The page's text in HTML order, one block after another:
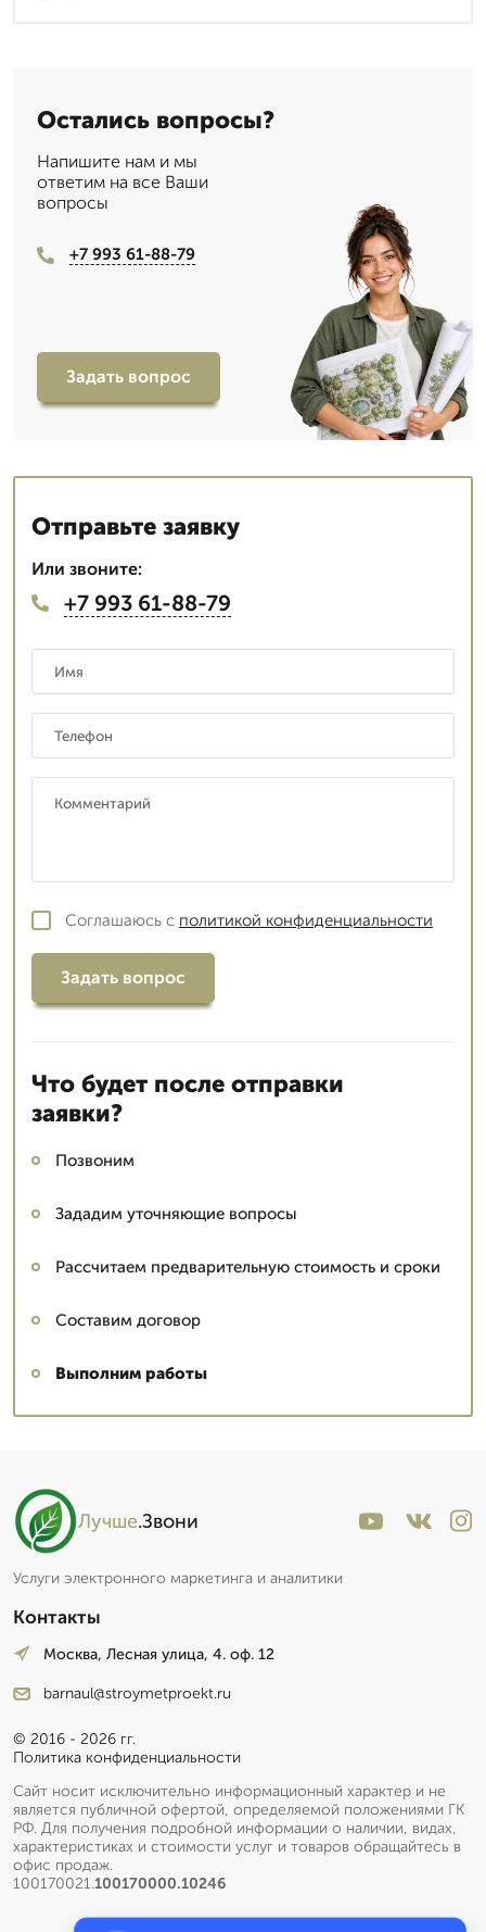
Остались вопросы?
Напишите нам и мы
ответим на все Ваши
вопросы
+7 993 61-88-79
Задать вопрос
Отправьте заявку
Или звоните:
+7 993 61-88-79
Соглашаюсь с политикой конфиденциальности
Задать вопрос
Что будет после отправки
заявки?
Позвоним
Зададим уточняющие вопросы
Рассчитаем предварительную стоимость и сроки
Составим договор
Выполним работы
Лучше.Звони
Услуги электронного маркетинга и аналитики
Контакты
Москва, Лесная улица, 4. оф. 12
barnaul@stroymetproekt.ru
© 2016 - 2026 гг.
Политика конфиденциальности
Сайт носит исключительно информационный характер и не
является публичной офертой, определяемой положениями ГК
РФ. Для получения подробной информации о наличии, видах,
характеристиках и стоимости услуг и товаров обращайтесь в
офис продаж.
100170021.100170000.10246